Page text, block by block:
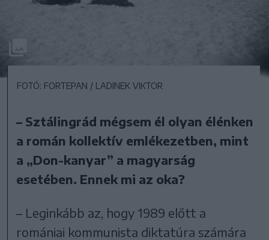
FOTÓ: FORTEPAN / LADINEK VIKTOR
– Sztálingrád mégsem él olyan élénken
a román kollektív emlékezetben, mint
a „Don-kanyar” a magyarság
esetében. Ennek mi az oka?
– Leginkább az, hogy 1989 előtt a
romániai kommunista diktatúra számára